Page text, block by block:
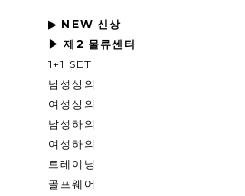
▶ NEW 신상
▶ 제2 물류센터
1+1 SET
남성상의
여성상의
남성하의
여성하의
트레이닝
골프웨어